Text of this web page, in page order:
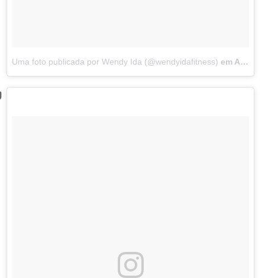
Uma foto publicada por Wendy Ida (@wendyidafitness) em Abr 29, 2016 às 9:21 PDT